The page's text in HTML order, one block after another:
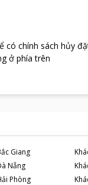
có chính sách hủy
ở phía trên
Giang
Nẵng
Phòng